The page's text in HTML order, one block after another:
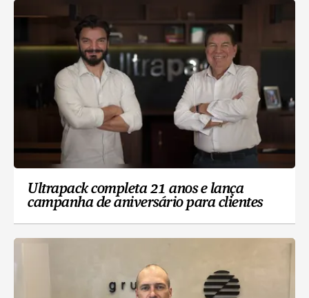
Ultrapack completa 21 anos e lança
campanha de aniversário para clientes